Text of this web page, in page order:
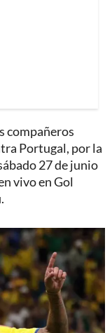
compañeros
Portugal, por la
27 de junio
vivo en Gol